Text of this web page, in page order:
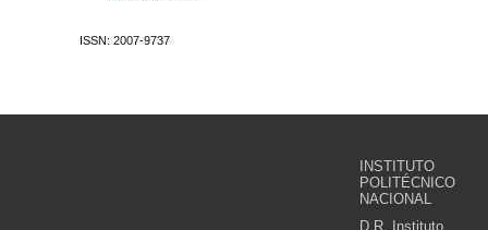
ISSN: 2007-9737
INSTITUTO
POLITÉCNICO
NACIONAL
D.R. Instituto